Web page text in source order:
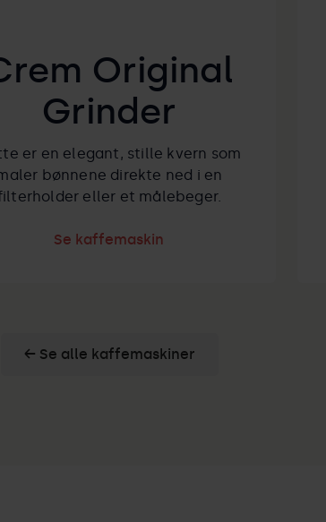
Original
Grinder
er en elegant, stille kvern som
bønnene direkte ned i en
eller et målebeger.
Se kaffemaskin
← Se alle kaffemaskiner